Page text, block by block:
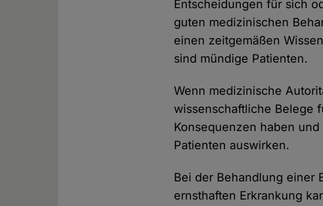
Entscheidungen für sich
guten medizinischen
einen zeitgemäßen
sind mündige Patienten.
Wenn medizinische
wissenschaftliche Belege
Konsequenzen haben
Patienten auswirken.
Bei der Behandlung einer
ernsthaften Erkrankung